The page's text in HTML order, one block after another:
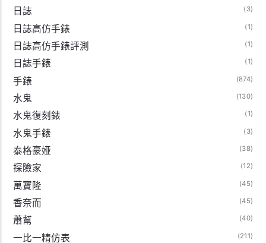
日誌 (3)
日誌高仿手錶 (1)
日誌高仿手錶評測 (1)
日誌手錶 (1)
手錶 (874)
水鬼 (130)
水鬼復刻錶 (1)
水鬼手錶 (3)
泰格豪娅 (38)
探險家 (12)
萬寶隆 (45)
香奈而 (45)
蕭幫 (40)
一比一精仿表 (211)